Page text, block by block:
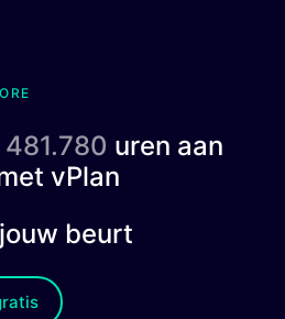
481.780 uren aan
vPlan
beurt